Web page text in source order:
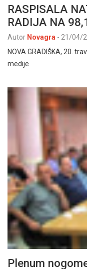
RASPISALA
RADIJA NA
Autor Novagra - 21/04/
NOVA GRADIŠKA, 20.
medije
Plenum